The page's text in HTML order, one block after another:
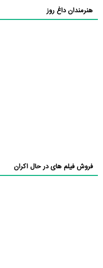
هنرمندان داغ روز
فروش فیلم های در حال اکران